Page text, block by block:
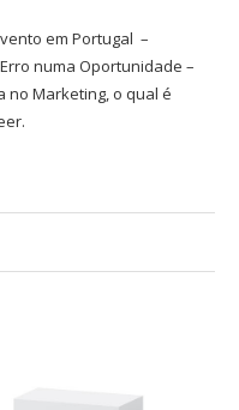
em Portugal –
numa Oportunidade –
no Marketing, o qual é